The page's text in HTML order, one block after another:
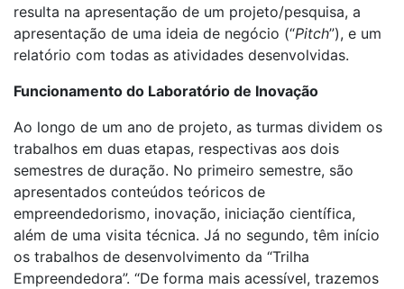
resulta na apresentação de um projeto/pesquisa, a
apresentação de uma ideia de negócio (“Pitch”), e um
relatório com todas as atividades desenvolvidas.
Funcionamento do Laboratório de Inovação
Ao longo de um ano de projeto, as turmas dividem os
trabalhos em duas etapas, respectivas aos dois
semestres de duração. No primeiro semestre, são
apresentados conteúdos teóricos de
empreendedorismo, inovação, iniciação científica,
além de uma visita técnica. Já no segundo, têm início
os trabalhos de desenvolvimento da “Trilha
Empreendedora”. “De forma mais acessível, trazemos